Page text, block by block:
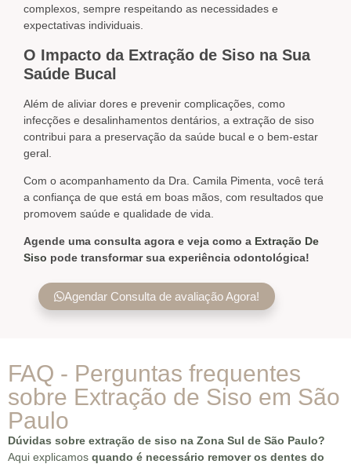
complexos, sempre respeitando as necessidades e
expectativas individuais.
O Impacto da Extração de Siso na Sua
Saúde Bucal
Além de aliviar dores e prevenir complicações, como
infecções e desalinhamentos dentários, a extração de siso
contribui para a preservação da saúde bucal e o bem-estar
geral.
Com o acompanhamento da Dra. Camila Pimenta, você terá
a confiança de que está em boas mãos, com resultados que
promovem saúde e qualidade de vida.
Agende uma consulta agora e veja como a Extração De
Siso pode transformar sua experiência odontológica!
Agendar Consulta de avaliação Agora!
FAQ - Perguntas frequentes
sobre Extração de Siso em São
Paulo
Dúvidas sobre extração de siso na Zona Sul de São Paulo?
Aqui explicamos quando é necessário remover os dentes do